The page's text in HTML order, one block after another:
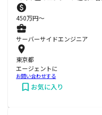
450万円〜
サーバーサイドエンジニア
東京都
エージェントに
お問い合わせする
お気に入り